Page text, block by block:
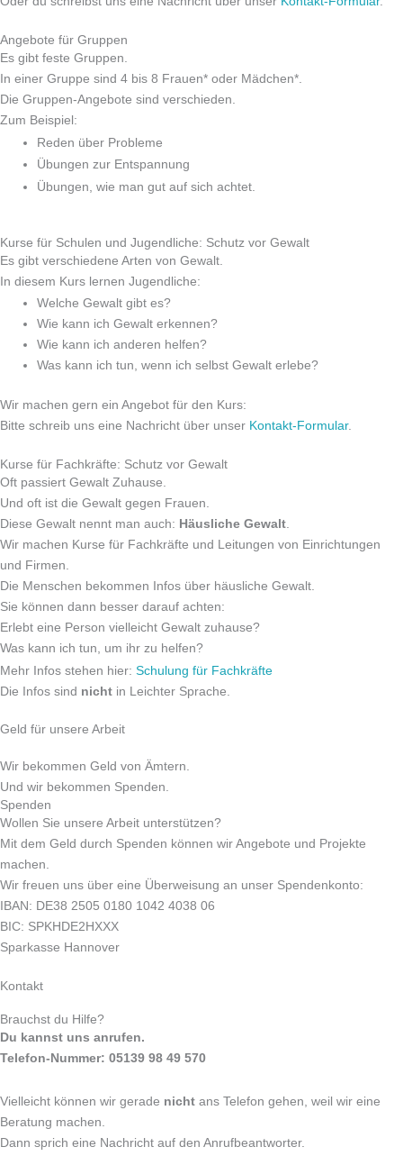
Angebote für Gruppen
Es gibt feste Gruppen.
In einer Gruppe sind 4 bis 8 Frauen* oder Mädchen*.
Die Gruppen-Angebote sind verschieden.
Zum Beispiel:
Reden über Probleme
Übungen zur Entspannung
Übungen, wie man gut auf sich achtet.
Kurse für Schulen und Jugendliche: Schutz vor Gewalt
Es gibt verschiedene Arten von Gewalt.
In diesem Kurs lernen Jugendliche:
Welche Gewalt gibt es?
Wie kann ich Gewalt erkennen?
Wie kann ich anderen helfen?
Was kann ich tun, wenn ich selbst Gewalt erlebe?
Wir machen gern ein Angebot für den Kurs:
Bitte schreib uns eine Nachricht über unser Kontakt-Formular.
Kurse für Fachkräfte: Schutz vor Gewalt
Oft passiert Gewalt Zuhause.
Und oft ist die Gewalt gegen Frauen.
Diese Gewalt nennt man auch: Häusliche Gewalt.
Wir machen Kurse für Fachkräfte und Leitungen von Einrichtungen
und Firmen.
Die Menschen bekommen Infos über häusliche Gewalt.
Sie können dann besser darauf achten:
Erlebt eine Person vielleicht Gewalt zuhause?
Was kann ich tun, um ihr zu helfen?
Mehr Infos stehen hier: Schulung für Fachkräfte
Die Infos sind nicht in Leichter Sprache.
Geld für unsere Arbeit
Wir bekommen Geld von Ämtern.
Und wir bekommen Spenden.
Spenden
Wollen Sie unsere Arbeit unterstützen?
Mit dem Geld durch Spenden können wir Angebote und Projekte
machen.
Wir freuen uns über eine Überweisung an unser Spendenkonto:
IBAN: DE38 2505 0180 1042 4038 06
BIC: SPKHDE2HXXX
Sparkasse Hannover
Kontakt
Brauchst du Hilfe?
Du kannst uns anrufen.
Telefon-Nummer: 05139 98 49 570
Vielleicht können wir gerade nicht ans Telefon gehen, weil wir eine
Beratung machen.
Dann sprich eine Nachricht auf den Anrufbeantworter.